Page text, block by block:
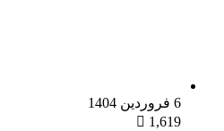
6 فروردین 1404
1,619